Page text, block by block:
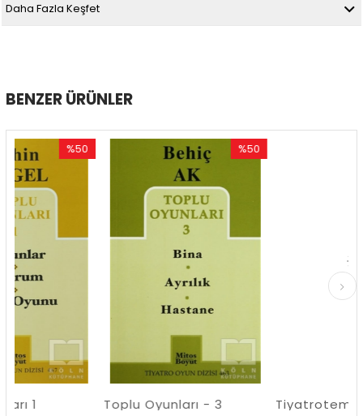
Daha Fazla Keşfet
BENZER ÜRÜNLER
%50
Toplu Oyunları - 3
%50
İndirim
%50İndirim